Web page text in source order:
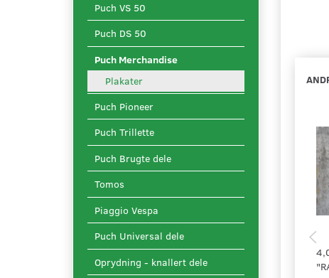
Puch VS 50
Puch DS 50
Puch Merchandise
Plakater
Puch Pioneer
Puch Trillette
Puch Brugte dele
Tomos
Piaggio Vespa
Puch Universal dele
Oprydning - knallert dele